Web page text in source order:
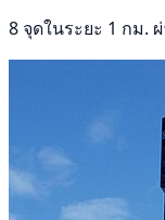
8 จุดในระยะ 1 กม.